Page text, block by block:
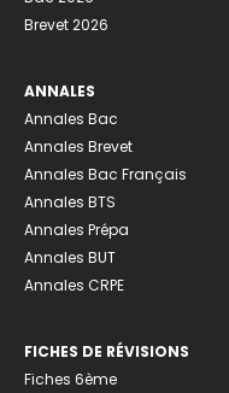
Brevet 2026
ANNALES
Annales Bac
Annales Brevet
Annales Bac Français
Annales BTS
Annales Prépa
Annales BUT
Annales CRPE
FICHES DE RÉVISIONS
Fiches 6ème